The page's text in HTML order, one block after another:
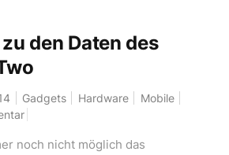
den Daten des
Gadgets Hardware
Mobile
noch nicht möglich das